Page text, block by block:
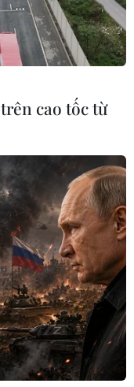
lại sự sống
Gây mê hồi sức,
dù công việc vất vả
là sự sống mà
bệnh.
cao tốc từ